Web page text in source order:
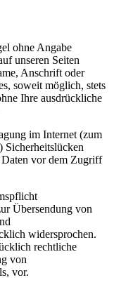
ohne Angabe
unseren Seiten
Anschrift oder
soweit möglich, stets
Ihre ausdrückliche
im Internet (zum
vor dem Zugriff
Übersendung von
widersprochen.
rechtliche
von
vor.